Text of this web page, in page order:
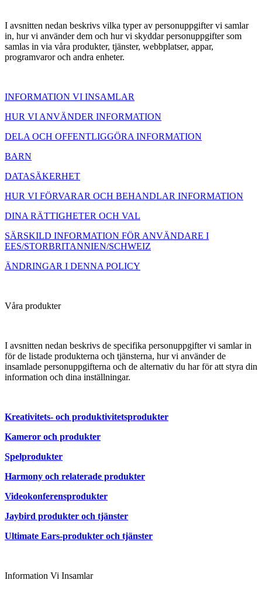
I avsnitten nedan beskrivs vilka typer av personuppgifter vi samlar
in, hur vi använder dem och hur vi skyddar personuppgifter som
samlas in via våra produkter, tjänster, webbplatser, appar,
programvaror och andra enheter.
INFORMATION VI INSAMLAR
HUR VI ANVÄNDER INFORMATION
DELA OCH OFFENTLIGGÖRA INFORMATION
BARN
DATASÄKERHET
HUR VI FÖRVARAR OCH BEHANDLAR INFORMATION
DINA RÄTTIGHETER OCH VAL
SÄRSKILD INFORMATION FÖR ANVÄNDARE I
EES/STORBRITANNIEN/SCHWEIZ
ÄNDRINGAR I DENNA POLICY
Våra produkter
I avsnitten nedan beskrivs de specifika personuppgifter vi samlar in
för de listade produkterna och tjänsterna, hur vi använder de
insamlade personuppgifterna och de alternativ du har för att styra din
information och dina inställningar.
Kreativitets- och produktivitetsprodukter
Kameror och produkter
Spelprodukter
Harmony och relaterade produkter
Videokonferensprodukter
Jaybird produkter och tjänster
Ultimate Ears-produkter och tjänster
Information Vi Insamlar